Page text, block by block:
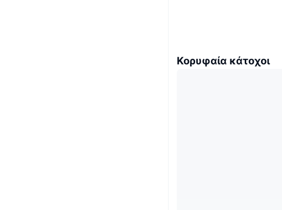
Κορυφαία κάτοχοι